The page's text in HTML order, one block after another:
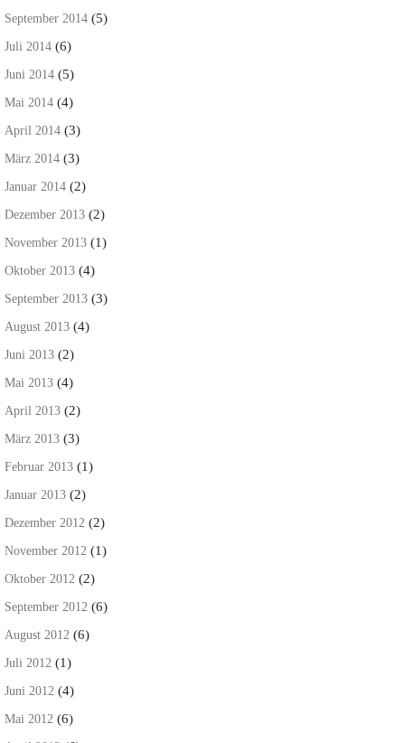
September 2014 (5)
Juli 2014 (6)
Juni 2014 (5)
Mai 2014 (4)
April 2014 (3)
März 2014 (3)
Januar 2014 (2)
Dezember 2013 (2)
November 2013 (1)
Oktober 2013 (4)
September 2013 (3)
August 2013 (4)
Juni 2013 (2)
Mai 2013 (4)
April 2013 (2)
März 2013 (3)
Februar 2013 (1)
Januar 2013 (2)
Dezember 2012 (2)
November 2012 (1)
Oktober 2012 (2)
September 2012 (6)
August 2012 (6)
Juli 2012 (1)
Juni 2012 (4)
Mai 2012 (6)